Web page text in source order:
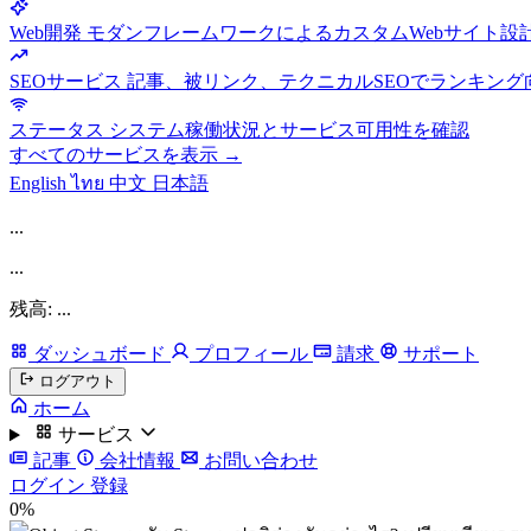
Web開発 モダンフレームワークによるカスタムWebサイト設
SEOサービス 記事、被リンク、テクニカルSEOでランキング
ステータス システム稼働状況とサービス可用性を確認
すべてのサービスを表示 →
Englishไทย 中文 日本語
...
...
残高: ...
ダッシュボード プロフィール 請求 サポート
ログアウト
ホーム
サービス
記事
会社情報
お問い合わせ
ログイン 登録
0%